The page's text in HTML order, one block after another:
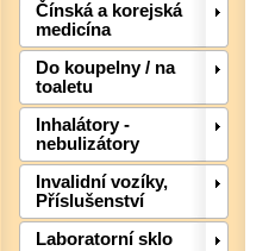
Čínská a korejská
medicína
Do koupelny / na
toaletu
Inhalátory -
nebulizátory
Invalidní vozíky,
Příslušenství
Laboratorní sklo